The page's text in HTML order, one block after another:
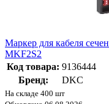
Маркер для кабеля
MKF2S2
Код товара: 9136444
Бренд:
DKC
На складе 400 шт